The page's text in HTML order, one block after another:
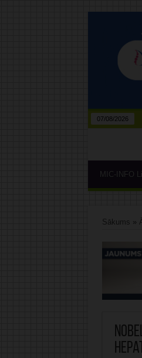
07/08/2026
MIC-INFO
Sākums »